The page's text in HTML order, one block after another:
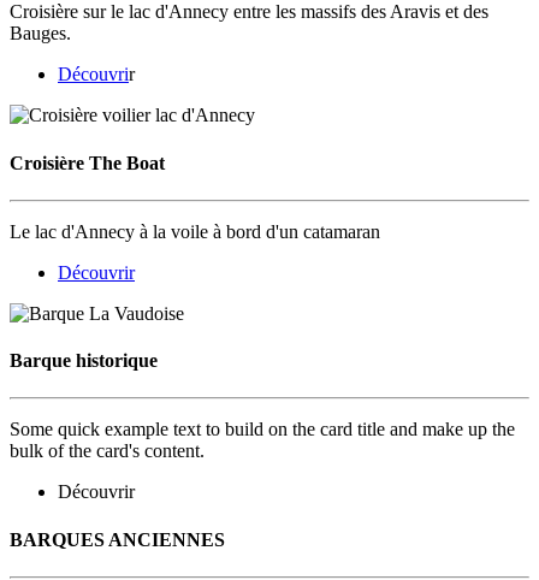
Croisière sur le lac d'Annecy entre les massifs des Aravis et des
Bauges.
Découvrir
Croisière The Boat
Le lac d'Annecy à la voile à bord d'un catamaran
Découvrir
Barque historique
Some quick example text to build on the card title and make up the
bulk of the card's content.
Découvrir
BARQUES ANCIENNES